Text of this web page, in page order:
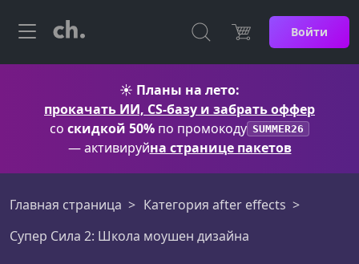
Войти
☀️ Планы на лето:
прокачать ИИ, CS-базу и забрать оффер
со скидкой 50% по промокоду SUMMER26
— активируйна странице пакетов
Главная страница
Категория after effects
Супер Сила 2: Школа моушен дизайна